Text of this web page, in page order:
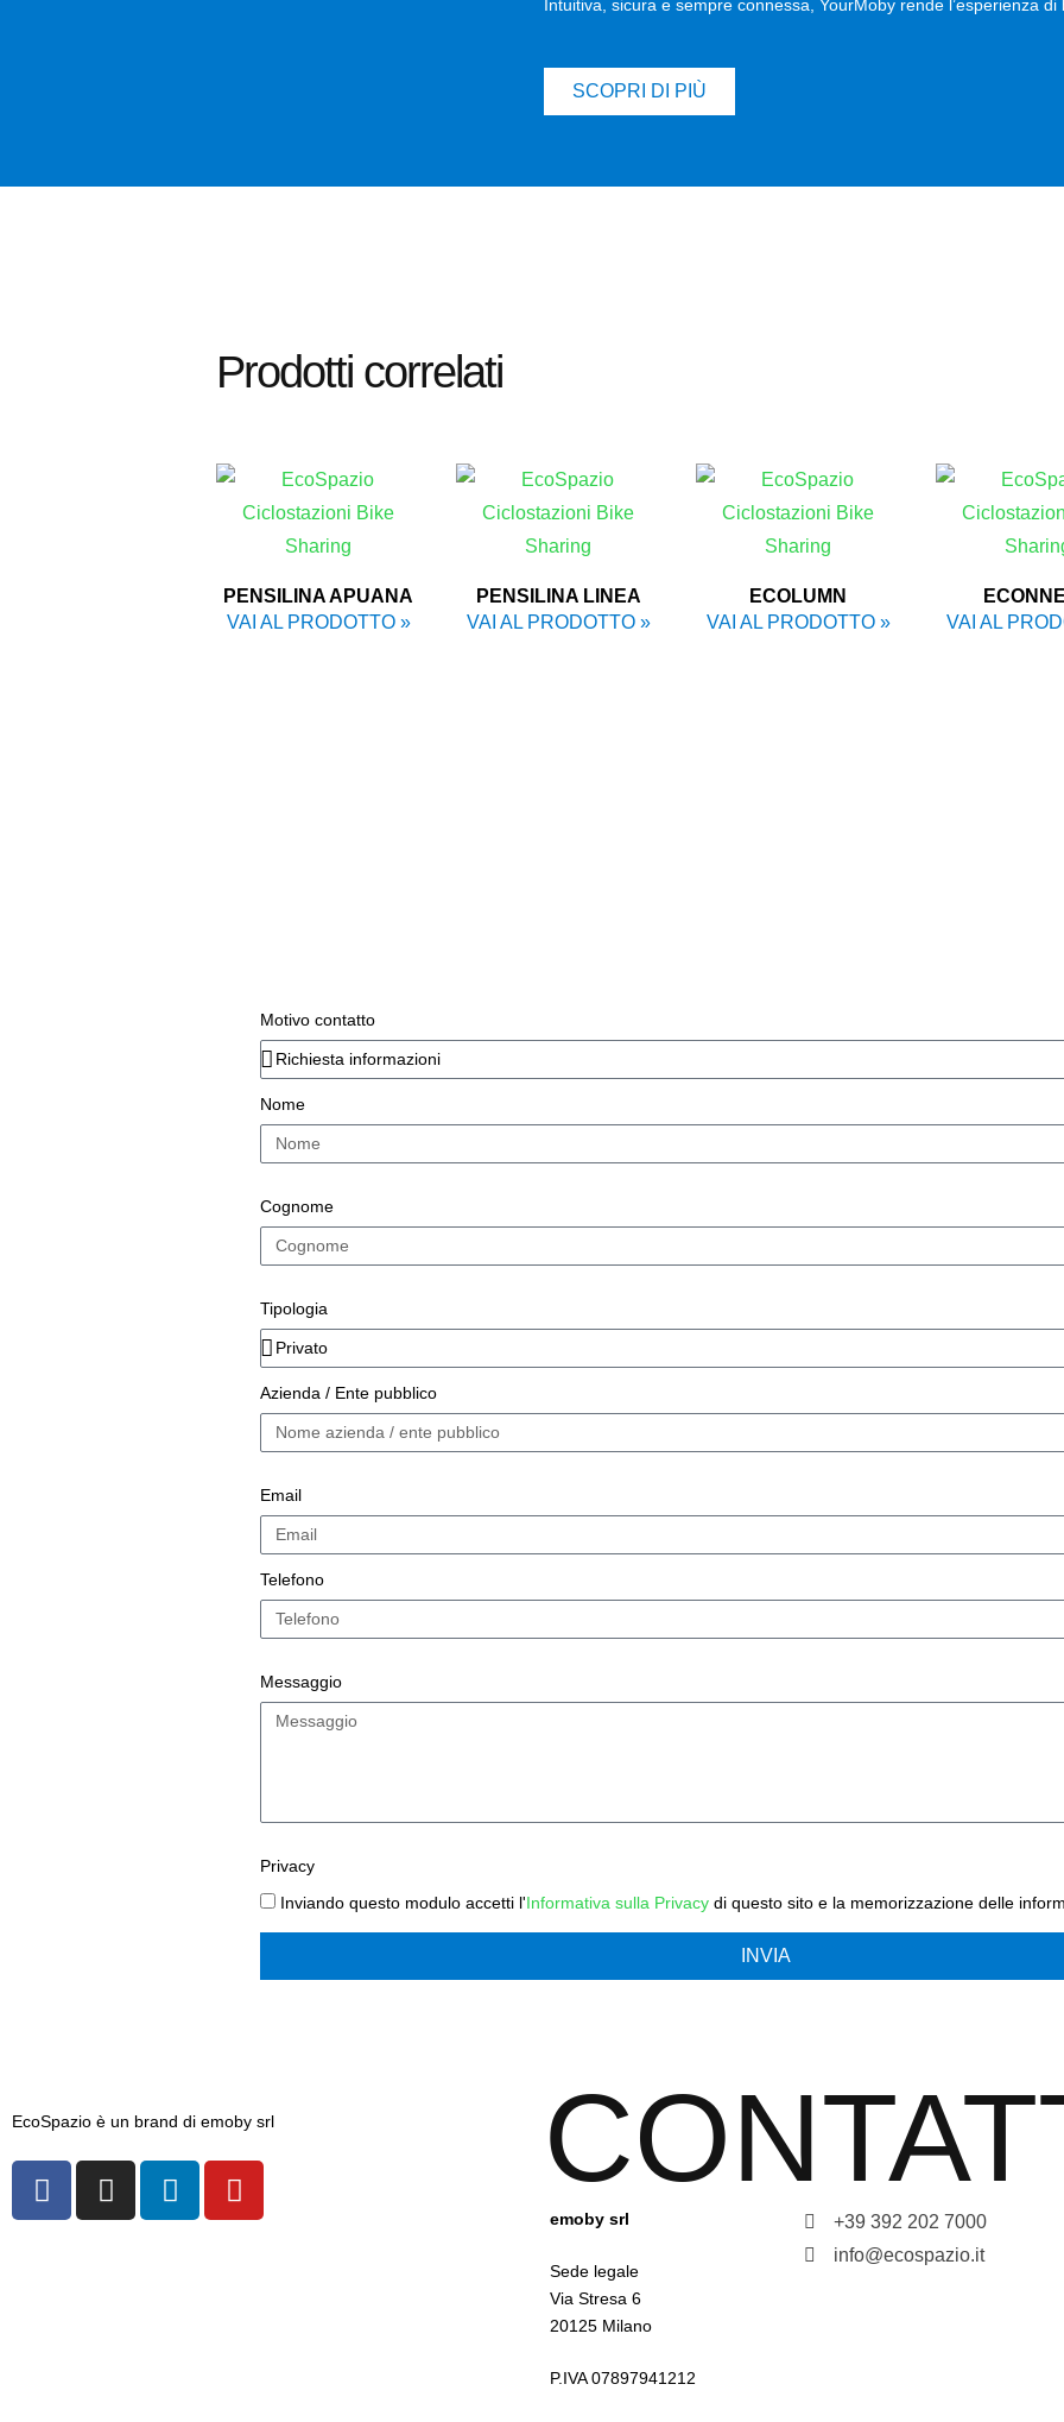
Intuitiva, sicura e sempre connessa, YourMoby rende l’esperienza
SCOPRI DI PIÙ
Prodotti correlati
PENSILINA APUANA
VAI AL PRODOTTO »
PENSILINA LINEA
VAI AL PRODOTTO »
ECOLUMN
VAI AL PRODOTTO »
VAI AL
Motivo contatto
Nome
Cognome
Tipologia
Azienda / Ente pubblico
Email
Telefono
Messaggio
Privacy
Inviando questo modulo accetti l'Informativa sulla Privacy di questo sito e la memorizzazione delle
INVIA
EcoSpazio è un brand di emoby srl
emoby srl
Sede legale
Via Stresa 6
20125 Milano
P.IVA 07897941212
+39 392 202 7000
info@ecospazio.it